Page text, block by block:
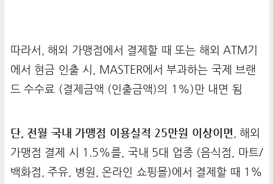
따라서, 해외 가맹점에서 결제할 때 또는 해외 ATM기
에서 현금 인출 시, MASTER에서 부과하는 국제 브랜
드 수수료 (결제금액 (인출금액)의 1%)만 내면 됨
단, 전월 국내 가맹점 이용실적 25만원 이상이면 , 해외
가맹점 결제 시 1.5%를, 국내 5대 업종 (음식점, 마트/
백화점, 주유, 병원, 온라인 쇼핑몰)에서 결제할 때 1%